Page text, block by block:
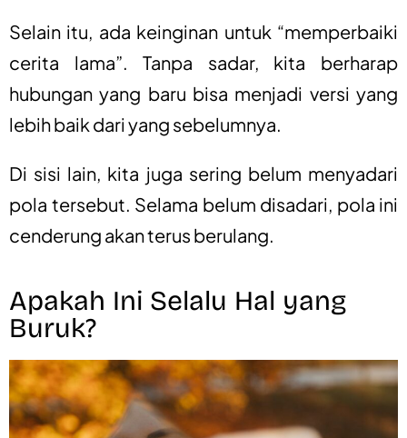
Selain itu, ada keinginan untuk “memperbaiki
cerita lama”. Tanpa sadar, kita berharap
hubungan yang baru bisa menjadi versi yang
lebih baik dari yang sebelumnya.
Di sisi lain, kita juga sering belum menyadari
pola tersebut. Selama belum disadari, pola ini
cenderung akan terus berulang.
Apakah Ini Selalu Hal yang
Buruk?